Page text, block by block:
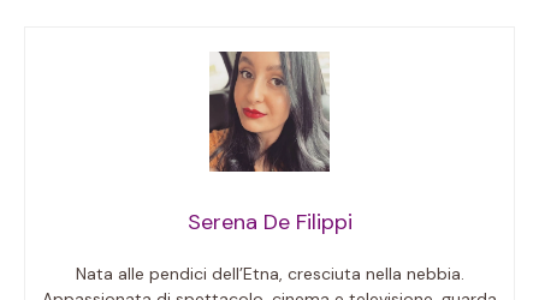
Serena De Filippi
Nata alle pendici dell’Etna, cresciuta nella nebbia.